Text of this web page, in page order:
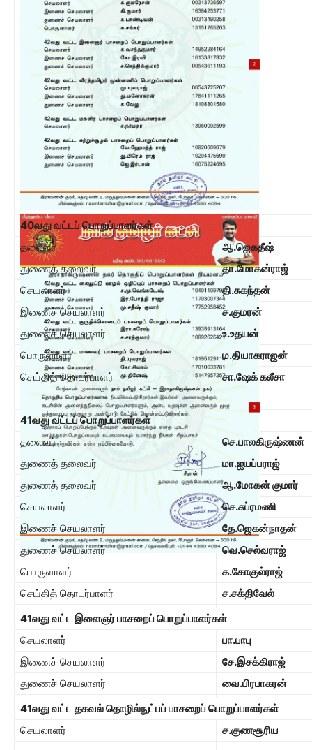
40வது வட்டப் பொறுப்பாளர்கள்
தலைவர்
ஆ.ஜெகதீஷ்
துணைத் தலைவர்
தா.மோகன்ராஜ்
செயலாளர்
தி.சுகந்தன்
இணைச் செயலாளர்
ச.குமரன்
துணைச் செயலாளர்
உ.உதயன்
பொருளாளர்
ம.தியாகராஜன்
செய்தித் தொடர்பாளர்
சா.ஷேக் கலீசா
41வது வட்டப் பொறுப்பாளர்கள்
தலைவர்
செ.பாலகிருஷ்ணன்
துணைத் தலைவர்
மா.ஐயப்பராஜ்
துணைத் தலைவர்
ஆ.மோகன் குமார்
செயலாளர்
செ.சுப்ரமணி
இணைச் செயலாளர்
தே.ஜெகன்நாதன்
துணைச் செயலாளர்
வெ.செல்வராஜ்
பொருளாளர்
க.கோகுல்ராஜ்
செய்தித் தொடர்பாளர்
ச.சக்திவேல்
41வது வட்ட இளைஞர் பாசறைப் பொறுப்பாளர்கள்
செயலாளர்
பா.பாபு
இணைச் செயலாளர்
சே.இசக்கிராஜ்
துணைச் செயலாளர்
வை.பிரபாகரன்
41வது வட்ட தகவல் தொழில்நுட்பப் பாசறைப் பொறுப்பாளர்கள்
செயலாளர்
ச.குணசூரிய